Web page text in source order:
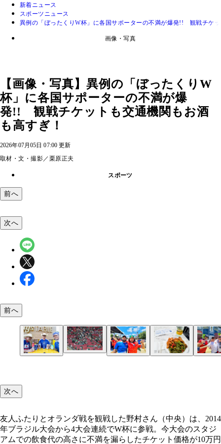
新着ニュース
スポーツニュース
異例の「ぼったくりW杯」に各国サポーターの不満が爆発!! 観戦チケ
画像・写真
【画像・写真】異例の「ぼったくりW
杯」に各国サポーターの不満が爆
発!! 観戦チケットも交通機関もお酒
も高すぎ！
2026年07月05日 07:00 更新
取材・文・撮影／栗原正夫
スポーツ
前へ
次へ
前へ
次へ
友人ふたりとオランダ戦を観戦した野村さん（中央）は、2014
年ブラジル大会から4大会連続でW杯に参戦。今大会のスタジ
アムでの飲食代の高さに不満を漏らしたチケット価格が10万円